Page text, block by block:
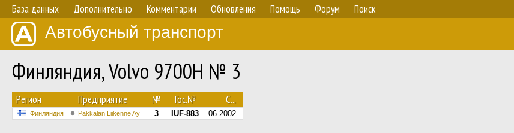
База данных Дополнительно Комментарии Обновления Помощь Форум Поиск
Автобусный транспорт
Финляндия, Volvo 9700H № 3
Регион Предприятие № Гос.№ С...
Финляндия Pakkalan Liikenne Ay 3 IUF-883 06.2002